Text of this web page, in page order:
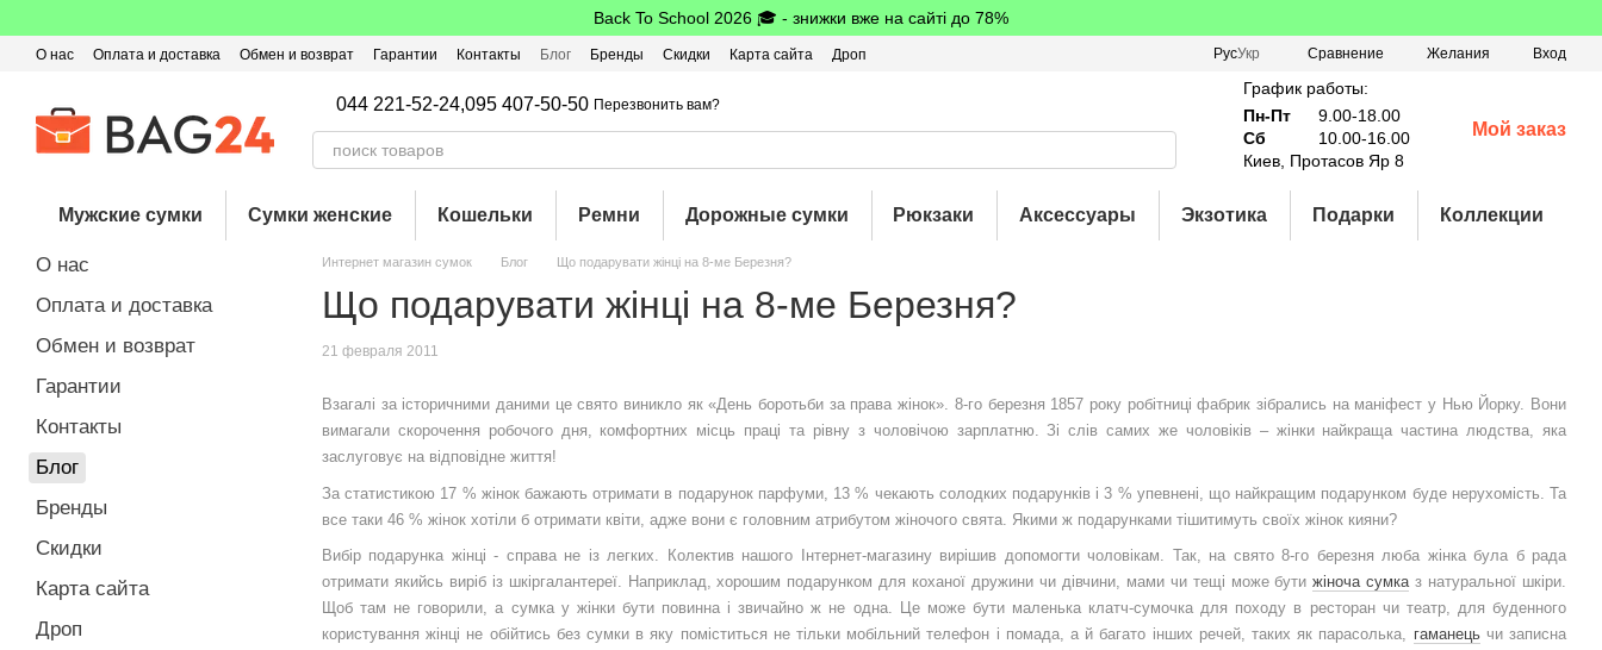
Back To School 2026 🎓 - знижки вже на сайті до 78%
О нас Оплата и доставка Обмен и возврат Гарантии Контакты Блог Бренды Скидки Карта сайта
Дроп
РусУкр Сравнение Желания Вход
044 221-52-24,095 407-50-50 Перезвонить вам?
График работы:
Пн-Пт
9.00-18.00
Сб
10.00-16.00
Киев, Протасов Яр 8
Мой заказ
Мужские сумки Сумки женские Кошельки Ремни Дорожные сумки Рюкзаки Аксессуары Экзотика Подарки Коллекции
Интернет магазин сумок Блог Що подарувати жінці на 8-ме Березня?
Що подарувати жінці на 8-ме Березня?
21 февраля 2011
Взагалі за історичними даними це свято виникло як «День боротьби за права жінок». 8-го березня 1857 року робітниці фабрик зібрались на маніфест у Нью Йорку. Вони
вимагали скорочення робочого дня, комфортних місць праці та рівну з чоловічою зарплатню. Зі слів самих же чоловіків – жінки найкраща частина людства, яка
заслуговує на відповідне життя!
За статистикою 17 % жінок бажають отримати в подарунок парфуми, 13 % чекають солодких подарунків і 3 % упевнені, що найкращим подарунком буде нерухомість. Та
все таки 46 % жінок хотіли б отримати квіти, адже вони є головним атрибутом жіночого свята. Якими ж подарунками тішитимуть своїх жінок кияни?
Вибір подарунка жінці - справа не із легких. Колектив нашого Інтернет-магазину вирішив допомогти чоловікам. Так, на свято 8-го березня люба жінка була б рада
отримати якийсь виріб із шкіргалантереї. Наприклад, хорошим подарунком для коханої дружини чи дівчини, мами чи тещі може бутижіноча сумказ натуральної шкіри.
Щоб там не говорили, а сумка у жінки бути повинна і звичайно ж не одна. Це може бути маленька клатч-сумочка для походу в ресторан чи театр, для буденного
користування жінці не обійтись без сумки в яку поміститься не тільки мобільний телефон і помада, а й багато інших речей, таких як парасолька, гаманецьчи записна
О нас
Оплата и доставка
Обмен и возврат
Гарантии
Контакты
Блог
Бренды
Скидки
Карта сайта
Дроп